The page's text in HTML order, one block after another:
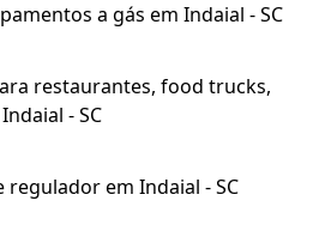
a gás em Indaial - SC
restaurantes, food trucks,
- SC
regulador em Indaial - SC